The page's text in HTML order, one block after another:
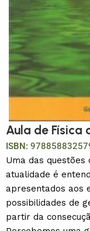
Aula de
ISBN:
Uma das questões
atualidade é
apresentados aos
possibilidades de
partir da